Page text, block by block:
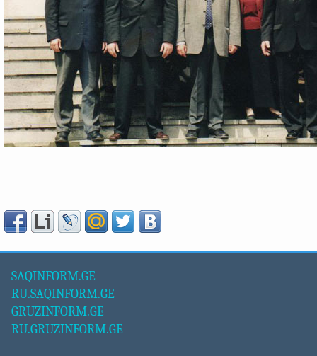
SAQINFORM.GE
RU.SAQINFORM.GE
GRUZINFORM.GE
RU.GRUZINFORM.GE